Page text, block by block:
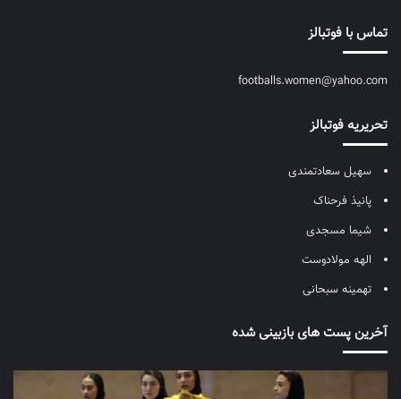
تماس با فوتبالز
footballs.women@yahoo.com
تحریریه فوتبالز
سهیل سعادتمندی
پانیذ فرحناک
شیما مسجدی
الهه مولادوست
تهمینه سبحانی
آخرین پست های بازبینی شده